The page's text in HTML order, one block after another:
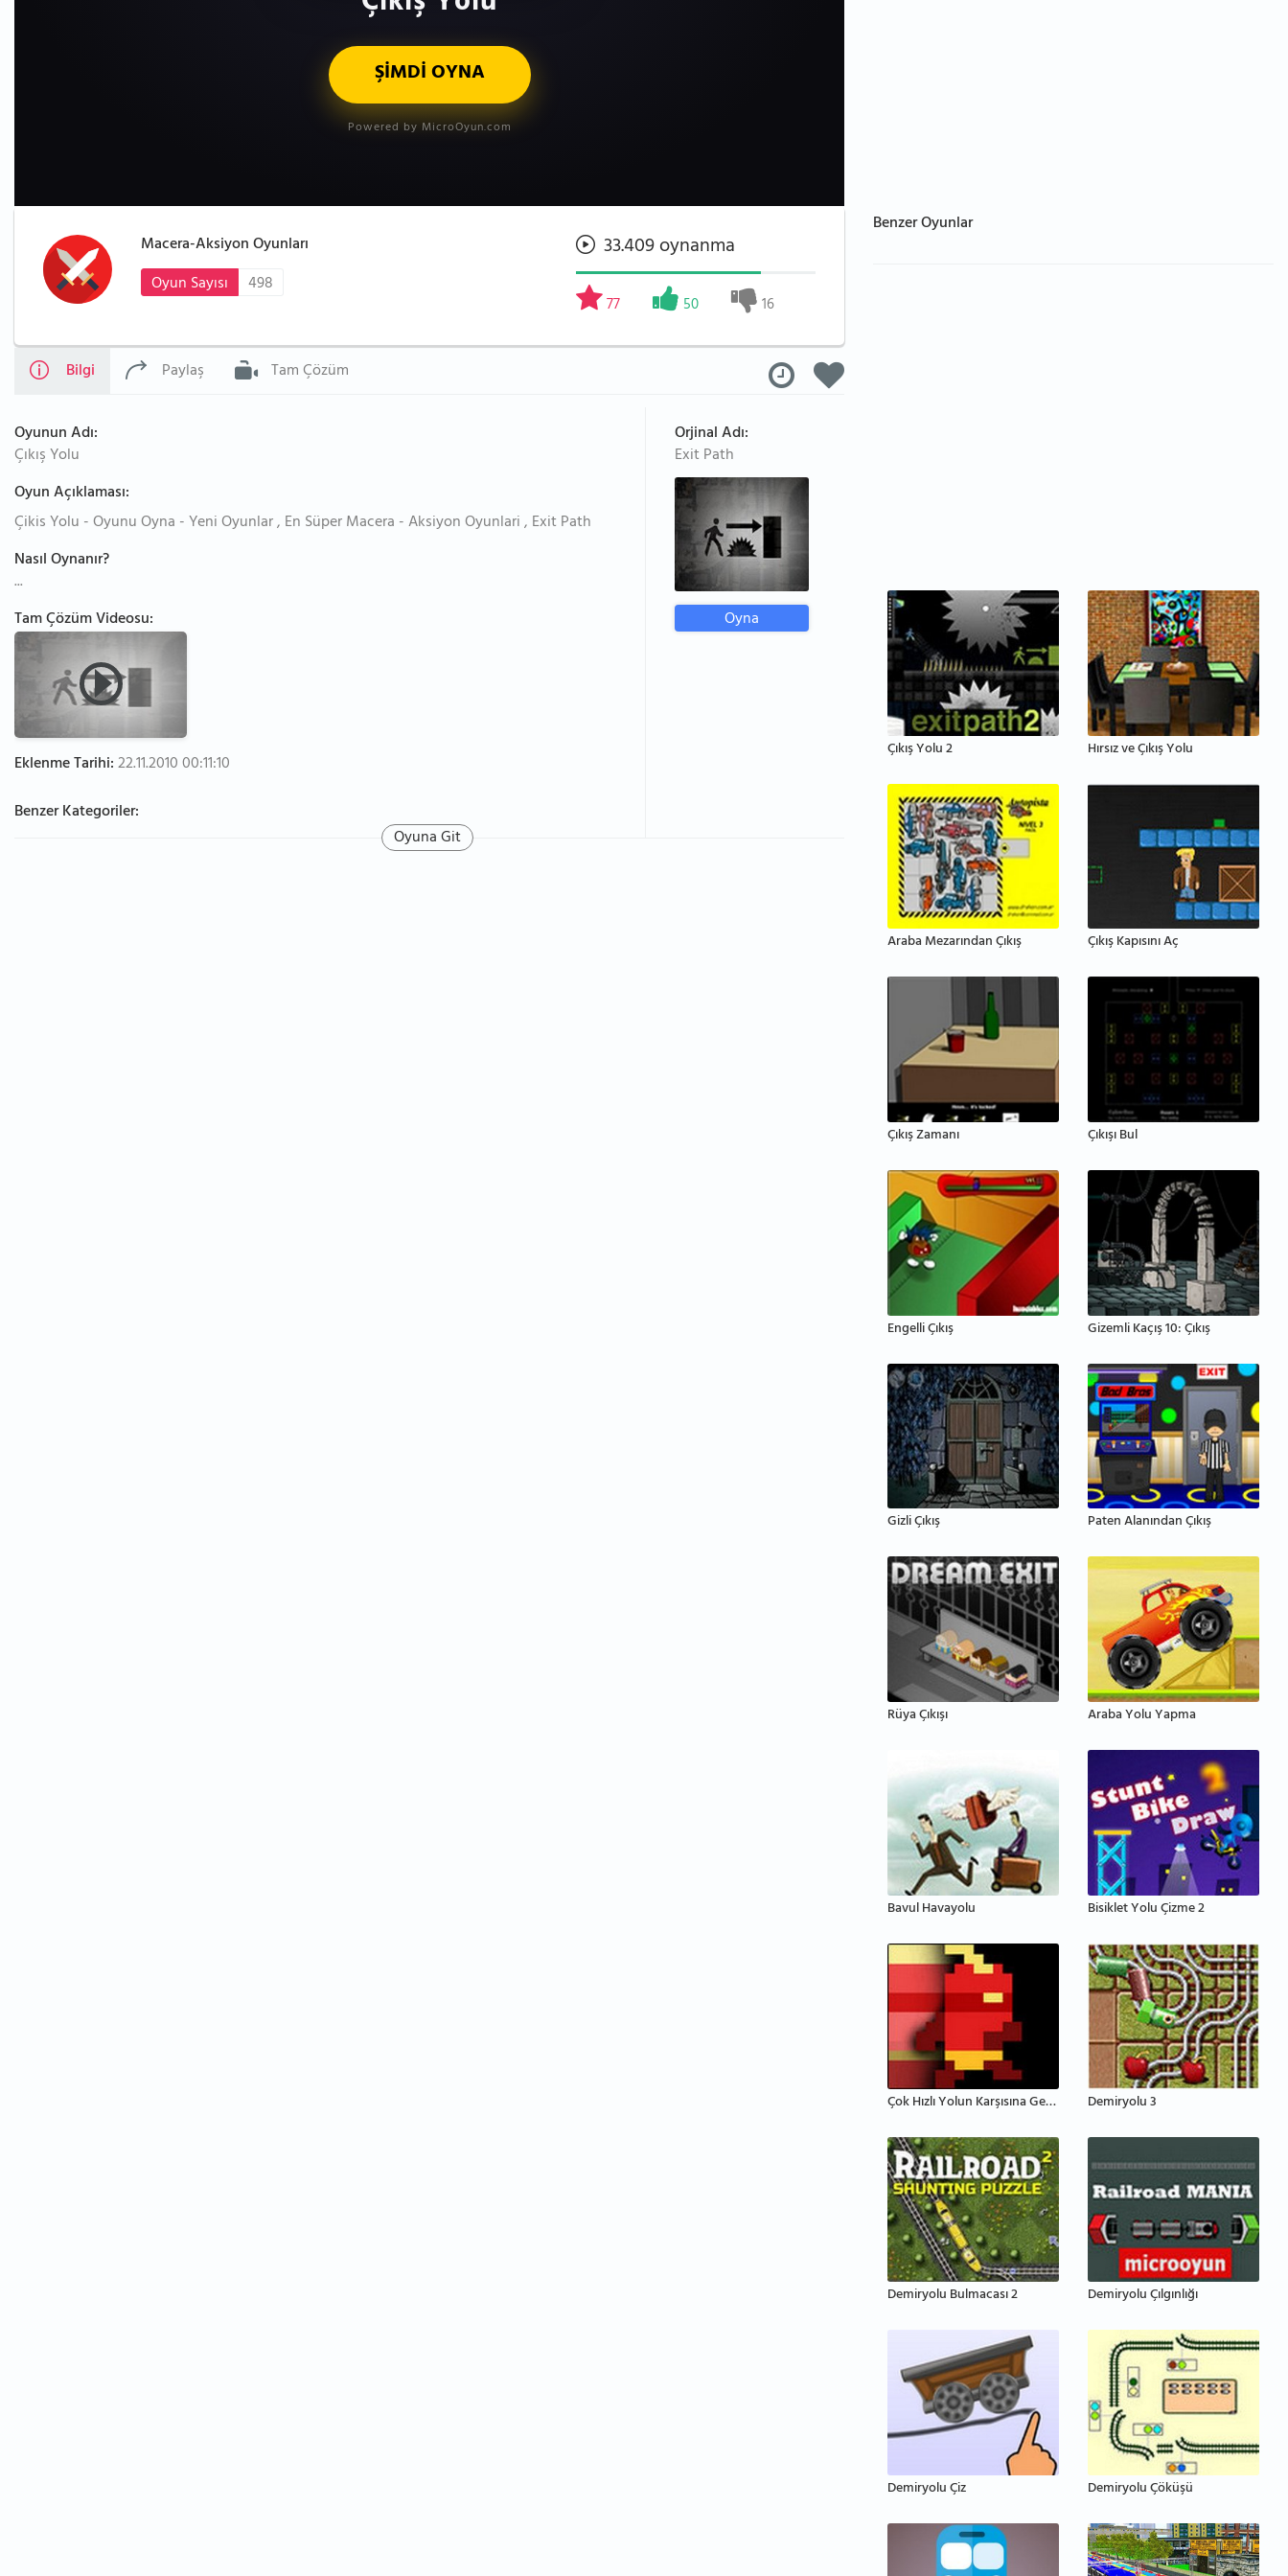
ŞİMDİ OYNA
Powered by MicroOyun.com
Macera-Aksiyon Oyunları
Oyun Sayısı
498
33.409 oynanma
77 50 16
Bilgi Paylaş Tam Çözüm
Oyunun Adı:
Çıkış Yolu
Oyun Açıklaması:
Çikis Yolu - Oyunu Oyna - Yeni Oyunlar , En Süper Macera - Aksiyon Oyunlari , Exit Path
Nasıl Oynanır?
...
Tam Çözüm Videosu:
Eklenme Tarihi:22.11.2010 00:11:10
Benzer Kategoriler:
Orjinal Adı:
Exit Path
Oyna
Oyuna Git
Benzer Oyunlar
Çıkış Yolu 2 Hırsız ve Çıkış Yolu
Araba Mezarından Çıkış Çıkış Kapısını Aç
Çıkış Zamanı Çıkışı Bul
Engelli Çıkış Gizemli Kaçış 10: Çıkış
Gizli Çıkış Paten Alanından Çıkış
Rüya Çıkışı Araba Yolu Yapma
Bavul Havayolu Bisiklet Yolu Çizme 2
Çok Hızlı Yolun Karşısına Geçme Demiryolu 3
Demiryolu Bulmacası 2 Demiryolu Çılgınlığı
Demiryolu Çiz Demiryolu Çöküşü